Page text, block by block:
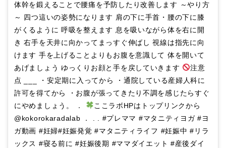
体幹を鍛えることで腰痛を予防したり改善します ～やり方
～ 四つ這いの姿勢になります 肩の下に手首・腰の下に膝
がくるように 呼吸を整えます 息を吸いながら体を右に開
き 右手を天井に向かってまっすぐ伸ばし 視線は指先に向
けます 手を上げることよりもお腹を意識して 体を開いて
あげましょう ゆっくりお顔と手を戻していきます
注意
点 ___ ・安定期に入ってから ・通院している産婦人科に
許可を得てから ・お腹が張ってきたり不調を感じたらすぐ
にやめましょう。 ．
ここラボHPはトップリンクから
@kokorokaradalab ． . . #プレママ #マタニティヨガ #ヨ
ガ動画 #妊婦#妊娠発覚 #マタニティライフ #妊娠中 #リラ
ックス #寝る前に #妊娠後期 #ママダイエット #産後ダイ